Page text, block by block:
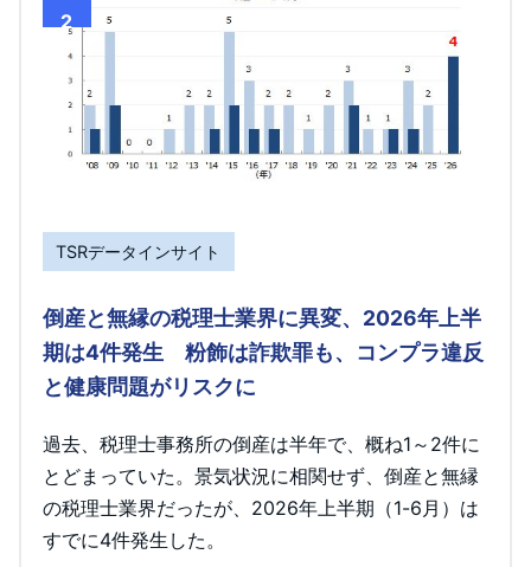
2
TSRデータインサイト
倒産と無縁の税理士業界に異変、2026年上半
期は4件発生 粉飾は詐欺罪も、コンプラ違反
と健康問題がリスクに
過去、税理士事務所の倒産は半年で、概ね1～2件に
とどまっていた。景気状況に相関せず、倒産と無縁
の税理士業界だったが、2026年上半期（1-6月）は
すでに4件発生した。